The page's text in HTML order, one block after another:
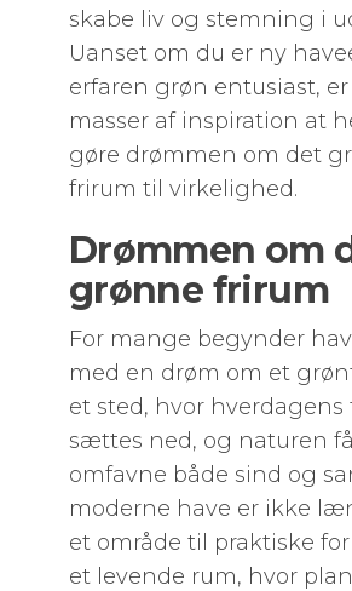
skabe liv og stemning i
Uanset om du er ny
erfaren grøn entusiast,
masser af inspiration at
gøre drømmen om det
frirum til virkelighed.
Drømmen om
grønne frirum
For mange begynder
med en drøm om et
et sted, hvor hverdagens
sættes ned, og naturen
omfavne både sind og
moderne have er ikke
et område til praktiske
et levende rum, hvor